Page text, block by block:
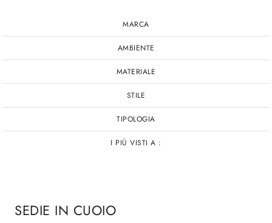
MARCA
AMBIENTE
MATERIALE
STILE
TIPOLOGIA
I PIÙ VISTI A :
SEDIE IN CUOIO